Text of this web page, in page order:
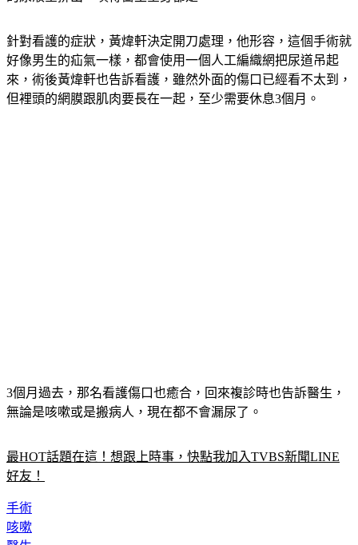
針對看護的症狀，黃煒軒決定開刀處理，他形容，這個手術就
好像男生的疝氣一樣，都會使用一個人工編織網把尿道吊起
來，術後黃煒軒也告訴看護，雖然外面的傷口已經看不太到，
3個月過去，那名看護傷口也癒合，回來複診時也告訴醫生，
最HOT話題在這！想跟上時事，快點我加入TVBS新聞LINE
手術